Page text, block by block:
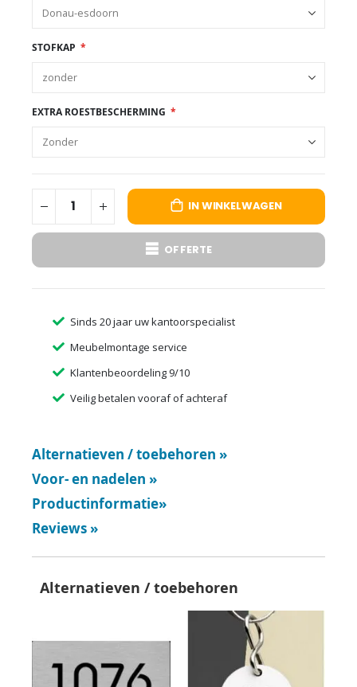
STOFKAP
EXTRA ROESTBESCHERMING
IN WINKELWAGEN
OFFERTE
Sinds 20 jaar uw kantoorspecialist
Meubelmontage service
Klantenbeoordeling 9/10
Veilig betalen vooraf of achteraf
Alternatieven / toebehoren »
Voor- en nadelen »
Productinformatie»
Reviews »
Alternatieven / toebehoren